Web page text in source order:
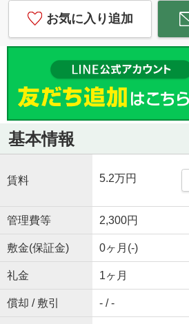
お気に入り追加
基本情報
賃料 5.2万円
管理費等 2,300円
敷金(保証金) 0ヶ月(-)
礼金 1ヶ月
償却 / 敷引 - / -